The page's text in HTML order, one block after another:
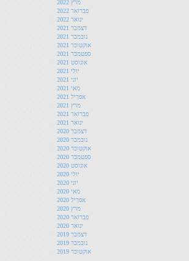
מרץ 2022
פברואר 2022
ינואר 2022
דצמבר 2021
נובמבר 2021
אוקטובר 2021
ספטמבר 2021
אוגוסט 2021
יולי 2021
יוני 2021
מאי 2021
אפריל 2021
מרץ 2021
פברואר 2021
ינואר 2021
דצמבר 2020
נובמבר 2020
אוקטובר 2020
ספטמבר 2020
אוגוסט 2020
יולי 2020
יוני 2020
מאי 2020
אפריל 2020
מרץ 2020
פברואר 2020
ינואר 2020
דצמבר 2019
נובמבר 2019
אוקטובר 2019